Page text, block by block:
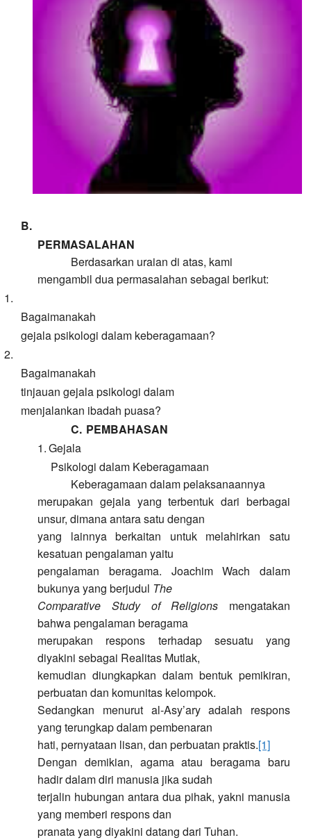
B.
PERMASALAHAN
Berdasarkan uraian di atas, kami
mengambil dua permasalahan sebagai berikut:
1.
Bagaimanakah
gejala psikologi dalam keberagamaan?
2.
Bagaimanakah
tinjauan gejala psikologi dalam
menjalankan ibadah puasa?
C. PEMBAHASAN
1.Gejala
Psikologi dalam Keberagamaan
Keberagamaan dalam pelaksanaannya
merupakan gejala yang terbentuk dari berbagai
unsur, dimana antara satu dengan
yang lainnya berkaitan untuk melahirkan satu
kesatuan pengalaman yaitu
pengalaman beragama. Joachim Wach dalam
bukunya yang berjudul The
Comparative Study of Religions mengatakan
bahwa pengalaman beragama
merupakan respons terhadap sesuatu yang
diyakini sebagai Realitas Mutlak,
kemudian diungkapkan dalam bentuk pemikiran,
perbuatan dan komunitas kelompok.
Sedangkan menurut al-Asy’ary adalah respons
yang terungkap dalam pembenaran
hati, pernyataan lisan, dan perbuatan praktis.[1]
Dengan demikian, agama atau beragama baru
hadir dalam diri manusia jika sudah
terjalin hubungan antara dua pihak, yakni manusia
yang memberi respons dan
pranata yang diyakini datang dari Tuhan.